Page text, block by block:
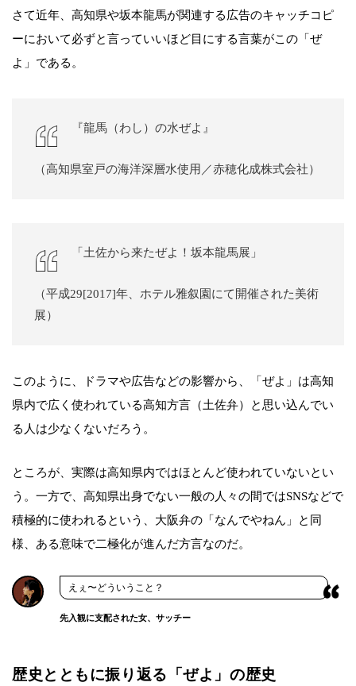
さて近年、高知県や坂本龍馬が関連する広告のキャッチコピ
ーにおいて必ずと言っていいほど目にする言葉がこの「ぜ
よ」である。
『龍馬（わし）の水ぜよ』
（高知県室戸の海洋深層水使用／赤穂化成株式会社）
「土佐から来たぜよ！坂本龍馬展」
（平成29[2017]年、ホテル雅叙園にて開催された美術
展）
このように、ドラマや広告などの影響から、「ぜよ」は高知
県内で広く使われている高知方言（土佐弁）と思い込んでい
る人は少なくないだろう。
ところが、実際は高知県内ではほとんど使われていないとい
う。一方で、高知県出身でない一般の人々の間ではSNSなどで
積極的に使われるという、大阪弁の「なんでやねん」と同
様、ある意味で二極化が進んだ方言なのだ。
えぇ〜どういうこと？
先入観に支配された女、サッチー
歴史とともに振り返る「ぜよ」の歴史